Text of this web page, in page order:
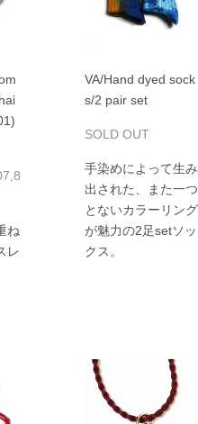
ね
レ
VA/Hand dyed sock
s/2 pair set
SOLD OUT
手染めによって生み
出された、また一つ
とないカラーリング
が魅力の2足setソッ
クス。